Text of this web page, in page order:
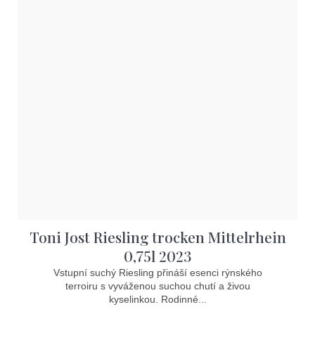
Toni Jost Riesling trocken Mittelrhein
0,75l 2023
Vstupní suchý Riesling přináší esenci rýnského
terroiru s vyváženou suchou chutí a živou
kyselinkou. Rodinné...